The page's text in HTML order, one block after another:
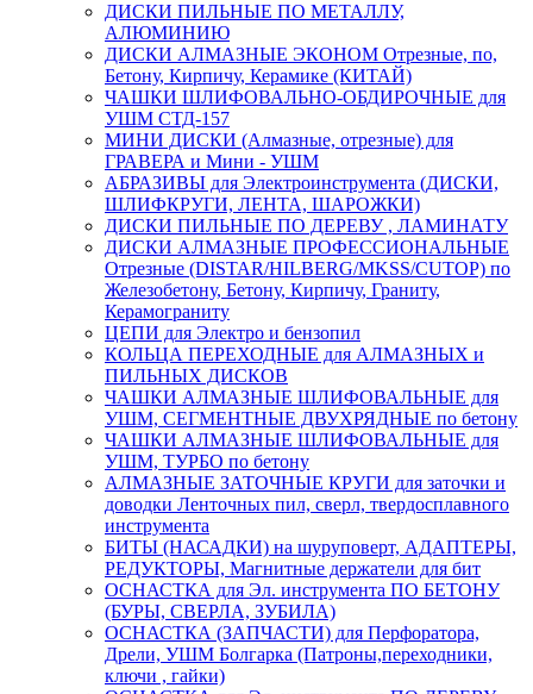
ДИСКИ ПИЛЬНЫЕ ПО МЕТАЛЛУ,
АЛЮМИНИЮ
ДИСКИ АЛМАЗНЫЕ ЭКОНОМ Отрезные, по,
Бетону, Кирпичу, Керамике (КИТАЙ)
ЧАШКИ ШЛИФОВАЛЬНО-ОБДИРОЧНЫЕ для
УШМ СТД-157
МИНИ ДИСКИ (Алмазные, отрезные) для
ГРАВЕРА и Мини - УШМ
АБРАЗИВЫ для Электроинструмента (ДИСКИ,
ШЛИФКРУГИ, ЛЕНТА, ШАРОЖКИ)
ДИСКИ ПИЛЬНЫЕ ПО ДЕРЕВУ , ЛАМИНАТУ
ДИСКИ АЛМАЗНЫЕ ПРОФЕССИОНАЛЬНЫЕ
Отрезные (DISTAR/HILBERG/MKSS/CUTOP) по
Железобетону, Бетону, Кирпичу, Граниту,
Керамограниту
ЦЕПИ для Электро и бензопил
КОЛЬЦА ПЕРЕХОДНЫЕ для АЛМАЗНЫХ и
ПИЛЬНЫХ ДИСКОВ
ЧАШКИ АЛМАЗНЫЕ ШЛИФОВАЛЬНЫЕ для
УШМ, СЕГМЕНТНЫЕ ДВУХРЯДНЫЕ по бетону
ЧАШКИ АЛМАЗНЫЕ ШЛИФОВАЛЬНЫЕ для
УШМ, ТУРБО по бетону
АЛМАЗНЫЕ ЗАТОЧНЫЕ КРУГИ для заточки и
доводки Ленточных пил, сверл, твердосплавного
инструмента
БИТЫ (НАСАДКИ) на шуруповерт, АДАПТЕРЫ,
РЕДУКТОРЫ, Магнитные держатели для бит
ОСНАСТКА для Эл. инструмента ПО БЕТОНУ
(БУРЫ, СВЕРЛА, ЗУБИЛА)
ОСНАСТКА (ЗАПЧАСТИ) для Перфоратора,
Дрели, УШМ Болгарка (Патроны,переходники,
ключи , гайки)